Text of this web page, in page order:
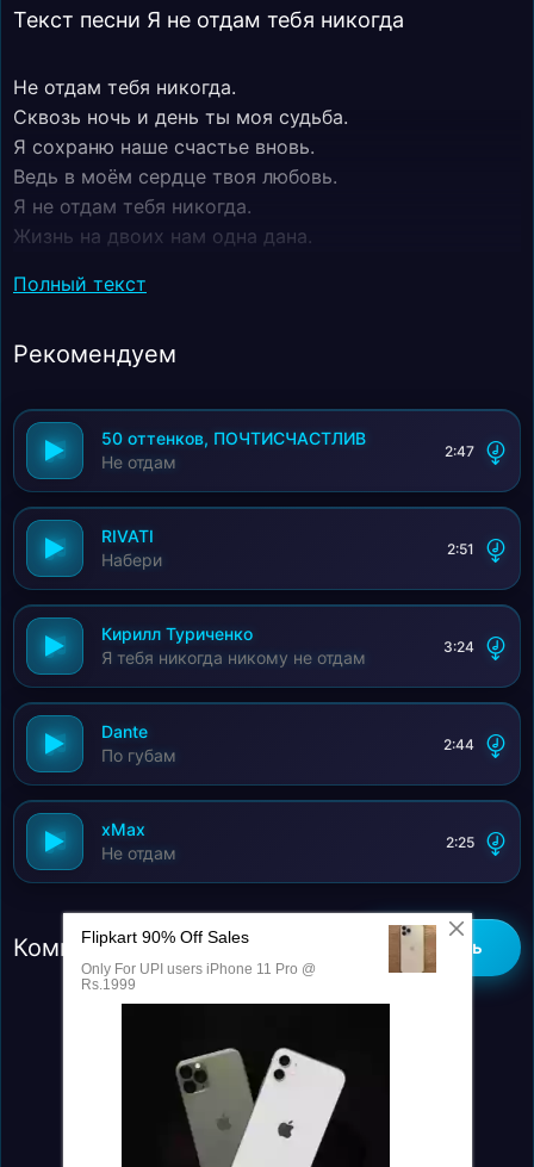
Текст песни Я не отдам тебя никогда
Не отдам тебя никогда.
Сквозь ночь и день ты моя судьба.
Я сохраню наше счастье вновь.
Ведь в моём сердце твоя любовь.
Я не отдам тебя никогда.
Жизнь на двоих нам одна дана.
Лишь мою руку не отпусти.
Сквозь ночь и день ты моя судьба.
Ведь в моём сердце твоя любовь.
Я не отдам тебя никогда.
Полный текст
Рекомендуем
50 оттенков, ПОЧТИСЧАСТЛИВ
Не отдам
2:47
RIVATI
Набери
2:51
Кирилл Туриченко
Я тебя никогда никому не отдам
3:24
Dante
По губам
2:44
xMax
Не отдам
2:25
Комментарии (0) Добавить